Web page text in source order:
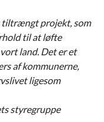
tiltrængt projekt, som
til at løfte
land. Det er et
af kommunerne,
ligesom
styregruppe